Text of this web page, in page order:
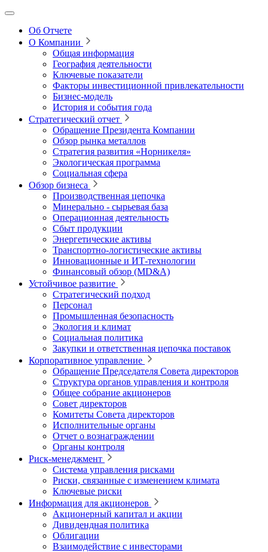
Об Отчете
О Компании
Общая информация
География деятельности
Ключевые показатели
Факторы инвестиционной привлекательности
Бизнес-модель
История и события года
Стратегический отчет
Обращение Президента Компании
Обзор рынка металлов
Стратегия развития «Норникеля»
Экологическая программа
Социальная сфера
Обзор бизнеса
Производственная цепочка
Минерально ‑ сырьевая база
Операционная деятельность
Сбыт продукции
Энергетические активы
Транспортно-логистические активы
Инновационные и ИТ‑технологии
Финансовый обзор (MD&A)
Устойчивое развитие
Стратегический подход
Персонал
Промышленная безопасность
Экология и климат
Социальная политика
Закупки и ответственная цепочка поставок
Корпоративное управление
Обращение Председателя Совета директоров
Структура органов управления и контроля
Общее собрание акционеров
Совет директоров
Комитеты Совета директоров
Исполнительные органы
Отчет о вознаграждении
Органы контроля
Риск-менеджмент
Система управления рисками
Риски, связанные с изменением климата
Ключевые риски
Информация для акционеров
Акционерный капитал и акции
Дивидендная политика
Облигации
Взаимодействие с инвесторами